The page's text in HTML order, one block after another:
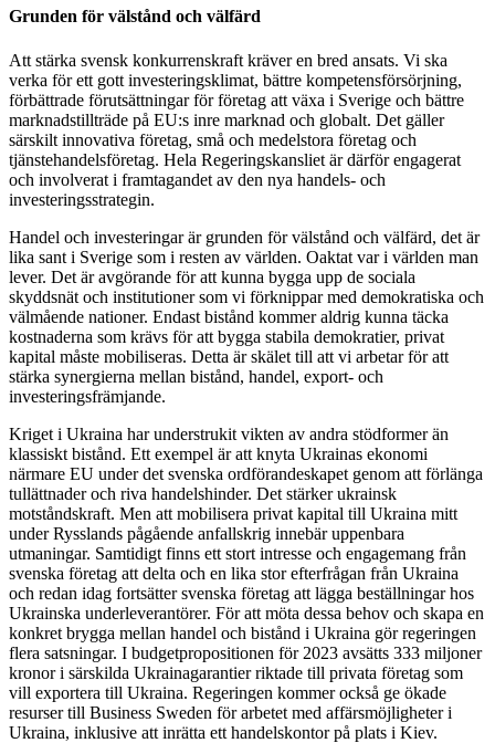
Grunden för välstånd och välfärd
Att stärka svensk konkurrenskraft kräver en bred ansats. Vi ska
verka för ett gott investeringsklimat, bättre kompetensförsörjning,
förbättrade förutsättningar för företag att växa i Sverige och bättre
marknadstillträde på EU:s inre marknad och globalt. Det gäller
särskilt innovativa företag, små och medelstora företag och
tjänstehandelsföretag. Hela Regeringskansliet är därför engagerat
och involverat i framtagandet av den nya handels- och
investeringsstrategin.
Handel och investeringar är grunden för välstånd och välfärd, det är
lika sant i Sverige som i resten av världen. Oaktat var i världen man
lever. Det är avgörande för att kunna bygga upp de sociala
skyddsnät och institutioner som vi förknippar med demokratiska och
välmående nationer. Endast bistånd kommer aldrig kunna täcka
kostnaderna som krävs för att bygga stabila demokratier, privat
kapital måste mobiliseras. Detta är skälet till att vi arbetar för att
stärka synergierna mellan bistånd, handel, export- och
investeringsfrämjande.
Kriget i Ukraina har understrukit vikten av andra stödformer än
klassiskt bistånd. Ett exempel är att knyta Ukrainas ekonomi
närmare EU under det svenska ordförandeskapet genom att förlänga
tullättnader och riva handelshinder. Det stärker ukrainsk
motståndskraft. Men att mobilisera privat kapital till Ukraina mitt
under Rysslands pågående anfallskrig innebär uppenbara
utmaningar. Samtidigt finns ett stort intresse och engagemang från
svenska företag att delta och en lika stor efterfrågan från Ukraina
och redan idag fortsätter svenska företag att lägga beställningar hos
Ukrainska underleverantörer. För att möta dessa behov och skapa en
konkret brygga mellan handel och bistånd i Ukraina gör regeringen
flera satsningar. I budgetpropositionen för 2023 avsätts 333 miljoner
kronor i särskilda Ukrainagarantier riktade till privata företag som
vill exportera till Ukraina. Regeringen kommer också ge ökade
resurser till Business Sweden för arbetet med affärsmöjligheter i
Ukraina, inklusive att inrätta ett handelskontor på plats i Kiev.